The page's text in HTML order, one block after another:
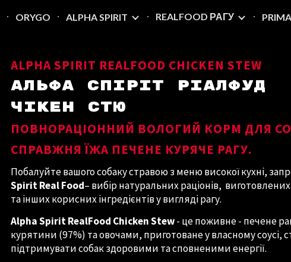
Skip to navigation
ORYGO ALPHA SPIRIT REALFOOD РАГУ
ALPHA SPIRIT REALFOOD CHIСKEN STEW
АЛЬФА СПІРІТ РІАЛФУД
ЧІКЕН СТЮ
ПОВНОРАЦІОННИЙ ВОЛОГИЙ КОРМ ДЛЯ
СПРАВЖНЯ ЇЖА ПЕЧЕНЕ КУРЯЧЕ РАГУ.
Побалуйте вашого собаку стравою з меню високої кухні,
Spirit Real Food– вибір натуральних раціонів, виготовлених
та інших корисних інгредієнтів у вигляді рагу.
Alpha Spirit RealFood Chiсken Stew- це поживне - печене
курятини (97%) та овочами, приготоване у власному соусі,
підтримувати собак здоровими та сповненими енергії.